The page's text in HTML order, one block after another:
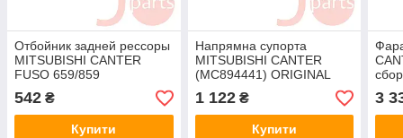
Отбойник задней рессоры
MITSUBISHI CANTER
FUSO 659/859
(MC114503) JAPACO
542 ₴
Купити
Напрямна супорта
MITSUBISHI CANTER
(MC894441) ORIGINAL
1 122₴
Купити
3